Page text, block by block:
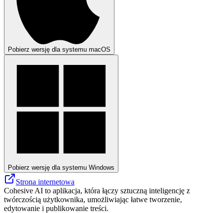
Pobierz wersję dla systemu macOS
Pobierz wersję dla systemu Windows
Strona internetowa
Cohesive AI to aplikacja, która łączy sztuczną inteligencję z
twórczością użytkownika, umożliwiając łatwe tworzenie,
edytowanie i publikowanie treści.